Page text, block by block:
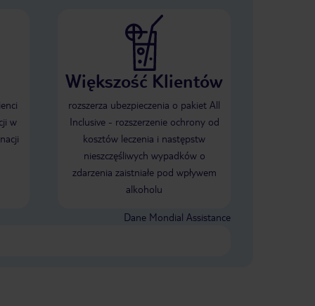
w
Większość Klientów
rozszerza ubezpieczenia o pakiet All
Inclusive - rozszerzenie ochrony od
kosztów leczenia i następstw
nieszczęśliwych wypadków o
zdarzenia zaistniałe pod wpływem
alkoholu
Dane Mondial Assistance